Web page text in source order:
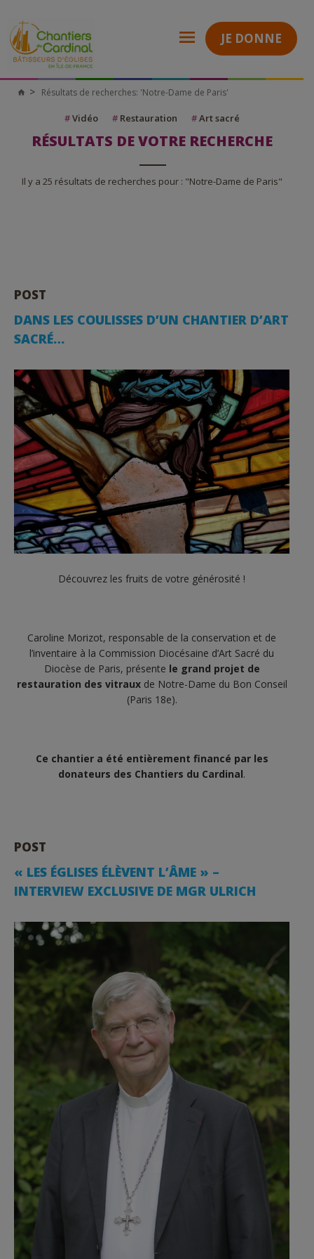
JE DONNE
Chantiers
Résultats de recherches: 'Notre-Dame de Paris'
#Vidéo #Restauration #Art sacré
RÉSULTATS DE VOTRE RECHERCHE
Il y a 25 résultats de recherches pour : "Notre-Dame de Paris"
POST
DANS LES COULISSES D’UN CHANTIER D’ART
SACRÉ…
Découvrez les fruits de votre générosité !
Caroline Morizot, responsable de la conservation et de
l’inventaire à la Commission Diocésaine d’Art Sacré du
Diocèse de Paris, présente le grand projet de
restauration des vitrauxde Notre-Dame du Bon Conseil
(Paris 18e).
Ce chantier a été entièrement financé par les
donateurs des Chantiers du Cardinal.
POST
« LES ÉGLISES ÉLÈVENT L’ÂME » –
INTERVIEW EXCLUSIVE DE MGR ULRICH